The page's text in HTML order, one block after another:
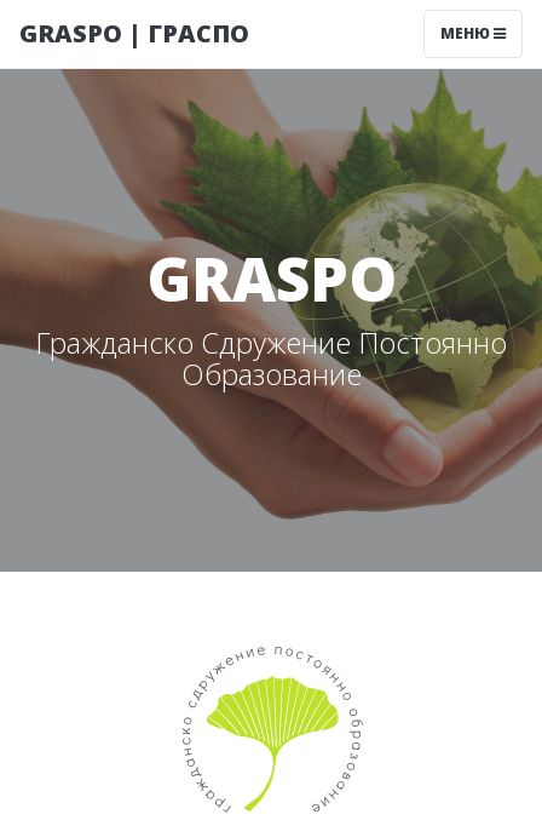
GRASPO | ГРАСПО МЕНЮ
GRASPO
Гражданско Сдружение Постоянно
Образование